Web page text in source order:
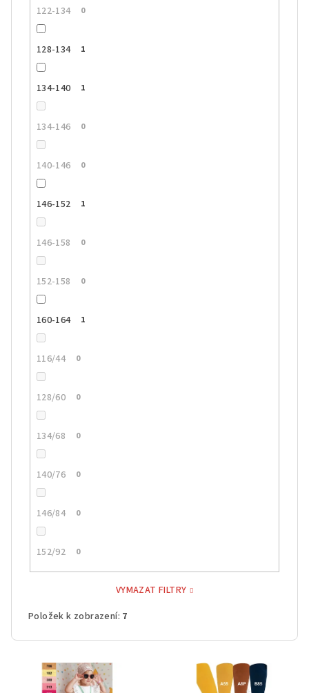
122-134 0
128-134 1
134-140 1
134-146 0
140-146 0
146-152 1
146-158 0
152-158 0
160-164 1
116/44 0
128/60 0
134/68 0
140/76 0
146/84 0
152/92 0
VYMAZAT FILTRY
Položek k zobrazení: 7